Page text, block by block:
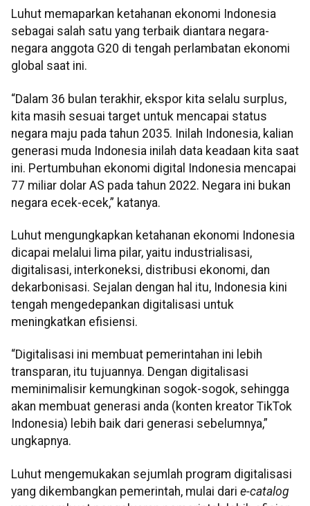
Luhut memaparkan ketahanan ekonomi Indonesia
sebagai salah satu yang terbaik diantara negara-
negara anggota G20 di tengah perlambatan ekonomi
global saat ini.
“Dalam 36 bulan terakhir, ekspor kita selalu surplus,
kita masih sesuai target untuk mencapai status
negara maju pada tahun 2035. Inilah Indonesia, kalian
generasi muda Indonesia inilah data keadaan kita saat
ini. Pertumbuhan ekonomi digital Indonesia mencapai
77 miliar dolar AS pada tahun 2022. Negara ini bukan
negara ecek-ecek,” katanya.
Luhut mengungkapkan ketahanan ekonomi Indonesia
dicapai melalui lima pilar, yaitu industrialisasi,
digitalisasi, interkoneksi, distribusi ekonomi, dan
dekarbonisasi. Sejalan dengan hal itu, Indonesia kini
tengah mengedepankan digitalisasi untuk
meningkatkan efisiensi.
“Digitalisasi ini membuat pemerintahan ini lebih
transparan, itu tujuannya. Dengan digitalisasi
meminimalisir kemungkinan sogok-sogok, sehingga
akan membuat generasi anda (konten kreator TikTok
Indonesia) lebih baik dari generasi sebelumnya,”
ungkapnya.
Luhut mengemukakan sejumlah program digitalisasi
yang dikembangkan pemerintah, mulai dari e-catalog